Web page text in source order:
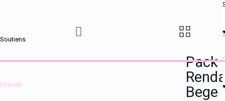
Soutiens
Cuecas
Pack
Bege